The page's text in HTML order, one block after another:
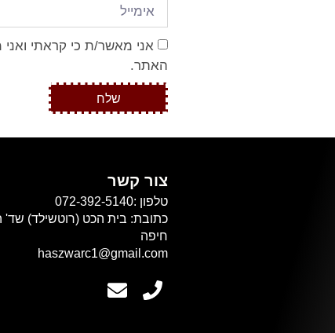
אני מאשר/ת כי קראתי
האתר.
שלח
צור קשר
טלפון :072-392-5140
חיפה
haszwarc1@gmail.com